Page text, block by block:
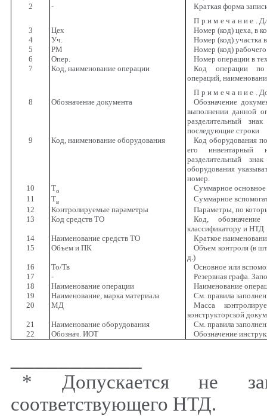
2
-
Краткая форма
Примечание .
3
Цех
Номер (код) цеха, в
4
Уч.
Номер (код) участка
5
РМ
Номер (код)
6
Опер.
Номер операции в
7
Код, наименование операции
Код операции по
операций,
Примечание .
8
Обозначение документа
Обозначение
выполнении данной
разделительный
последующие строки
9
Код, наименование оборудования
Код оборудования
его инвентарный
разделительный
оборудования
номер.
10
То
Суммарное
11
Тв
Суммарное
12
Контролируемые параметры
Параметры, по
13
Код средств ТО
Код,
классификатору и НТД
14
Наименование средств ТО
Краткое
15
Объем и ПК
Объем контроля (в
д.)
16
То/Тв
Основное или
17
-
Резервная графа.
18
Наименование операции
Наименование
19
Наименование, марка материала
См. правила
20
МД
Масса
конструкторской
21
Наименование оборудования
См. правила
22
Обознач. ИОТ Обозначение
* Допускается не
соответствующего НТД.